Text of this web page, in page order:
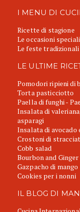
I MENU DI
Ricette di stagione
Le occasioni speciali
Le feste tradizionali
LE ULTIME
Pomodori ripieni di
Torta pasticciotto
Paella di funghi -
Insalata di
asparagi
Insalata di avocado
Crostoni di
Cobb salad
Bourbon and
Gazpacho di mango
Cookies per i nonni
IL BLOG DI